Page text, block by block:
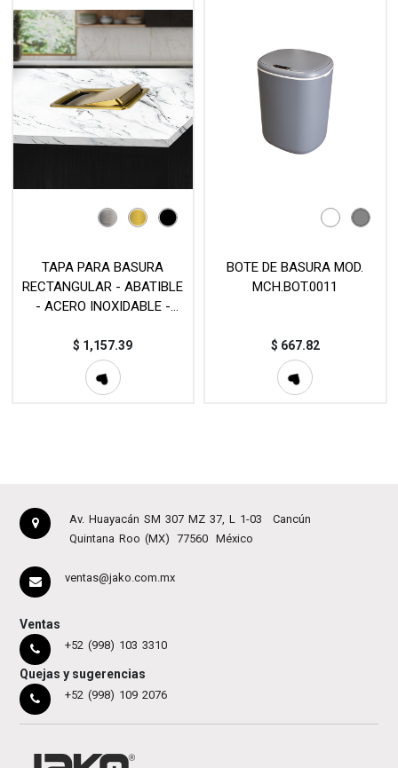
TAPA PARA BASURA
RECTANGULAR - ABATIBLE
- ACERO INOXIDABLE -
$ 1,157.39
BOTE DE BASURA MOD.
MCH.BOT.0011
$ 667.82
Av. Huayacán SM 307 MZ 37, L 1-03
Cancún
Quintana Roo (MX)
77560 México
ventas@jako.com.mx
Ventas
+52 (998) 103 3310
Quejas y sugerencias
+52 (998) 109 2076